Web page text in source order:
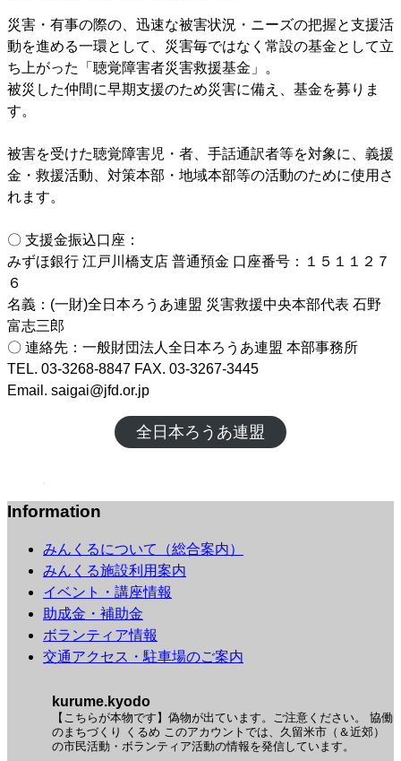
災害・有事の際の、迅速な被害状況・ニーズの把握と支援活
動を進める一環として、災害毎ではなく常設の基金として立
ち上がった「聴覚障害者災害救援基金」。
被災した仲間に早期支援のため災害に備え、基金を募りま
す。
被害を受けた聴覚障害児・者、手話通訳者等を対象に、義援
金・救援活動、対策本部・地域本部等の活動のために使用さ
れます。
〇 支援金振込口座：
みずほ銀行 江戸川橋支店 普通預金 口座番号：１５１１２７
６
名義：(一財)全日本ろうあ連盟 災害救援中央本部代表 石野
富志三郎
〇 連絡先：一般財団法人全日本ろうあ連盟 本部事務所
TEL. 03-3268-8847 FAX. 03-3267-3445
Email. saigai@jfd.or.jp
全日本ろうあ連盟
Information
みんくるについて（総合案内）
みんくる施設利用案内
イベント・講座情報
助成金・補助金
ボランティア情報
交通アクセス・駐車場のご案内
kurume.kyodo
【こちらが本物です】偽物が出ています。ご注意ください。
協働
のまちづくり くるめ このアカウントでは、久留米市（＆近郊）
の市民活動・ボランティア活動の情報を発信しています。